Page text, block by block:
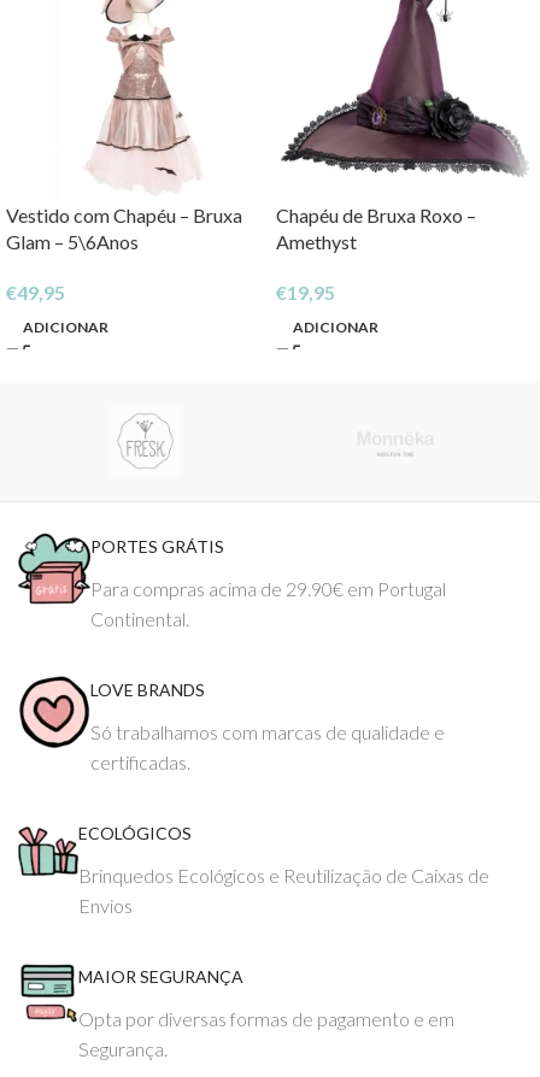
Vestido com Chapéu – Bruxa
Glam – 5\6Anos
€49,95
ADICIONAR
Chapéu de Bruxa Roxo –
Amethyst
€19,95
ADICIONAR
PORTES GRÁTIS
Para compras acima de 29.90€ em Portugal
Continental.
LOVE BRANDS
Só trabalhamos com marcas de qualidade e
certificadas.
ECOLÓGICOS
Brinquedos Ecológicos e Reutilização de Caixas de
Envios
MAIOR SEGURANÇA
Opta por diversas formas de pagamento e em
Segurança.